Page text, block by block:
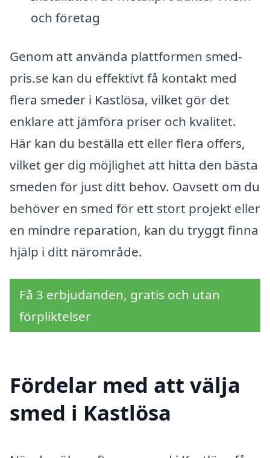
och företag
Genom att använda plattformen smed-
pris.se kan du effektivt få kontakt med
flera smeder i Kastlösa, vilket gör det
enklare att jämföra priser och kvalitet.
Här kan du beställa ett eller flera offers,
vilket ger dig möjlighet att hitta den bästa
smeden för just ditt behov. Oavsett om du
behöver en smed för ett stort projekt eller
en mindre reparation, kan du tryggt finna
hjälp i ditt närområde.
Få 3 erbjudanden, gratis och utan
förpliktelser
Fördelar med att välja
smed i Kastlösa